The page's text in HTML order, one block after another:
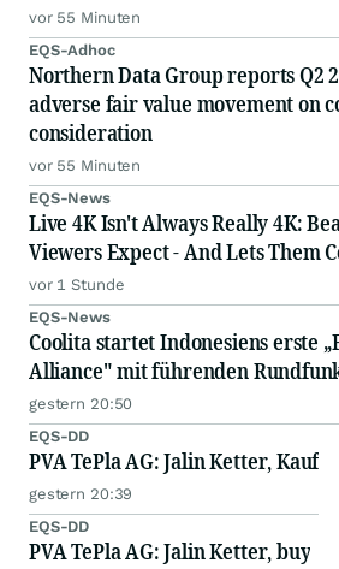
vor 55 Minuten
EQS-Adhoc
Northern Data Group reports Q2
adverse fair value movement on
consideration
vor 55 Minuten
EQS-News
Live 4K Isn't Always Really 4K:
Viewers Expect - And Lets Them
vor 1 Stunde
EQS-News
Coolita startet Indonesiens erste
Alliance" mit führenden
gestern 20:50
EQS-DD
PVA TePla AG: Jalin Ketter, Kauf
gestern 20:39
EQS-DD
PVA TePla AG: Jalin Ketter, buy